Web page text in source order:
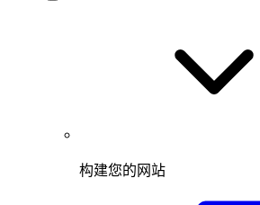
构建您的网站